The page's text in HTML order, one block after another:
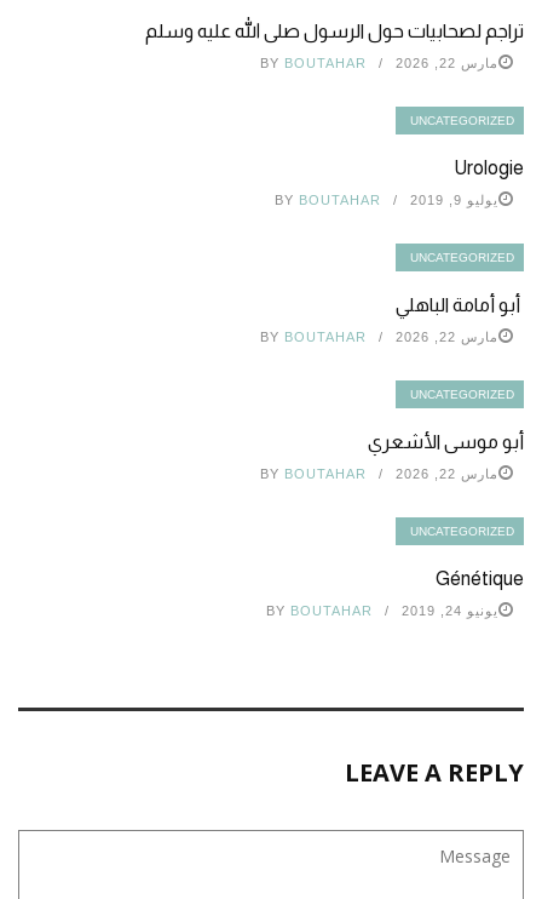
تراجم لصحابيات حول الرسول صلى الله عليه وسلم
مارس 22, 2026 BY BOUTAHAR
UNCATEGORIZED
Urologie
يوليو 9, 2019 BY BOUTAHAR
UNCATEGORIZED
أبو أمامة الباهلي
مارس 22, 2026 BY BOUTAHAR
UNCATEGORIZED
أبو موسى الأشعري
مارس 22, 2026 BY BOUTAHAR
UNCATEGORIZED
Génétique
يونيو 24, 2019 BY BOUTAHAR
LEAVE A REPLY